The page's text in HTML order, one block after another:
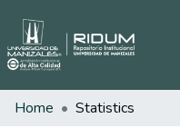
Home Statistics